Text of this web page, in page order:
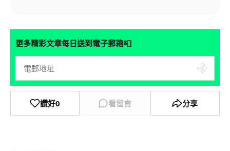
更多精彩文章每日送到電子郵箱📮
讚好0 看留言 分享